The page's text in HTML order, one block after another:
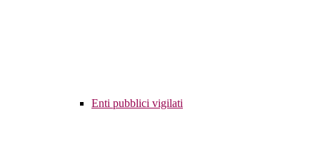
Enti pubblici vigilati